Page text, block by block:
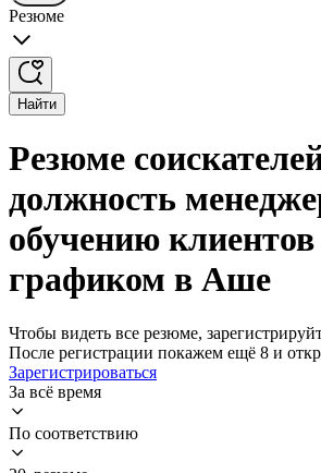
Резюме
Найти
Резюме
должность
обучению
графиком в Аше
Чтобы видеть все резюме,
После регистрации покажем ещё 8 и
Зарегистрироваться
За всё время
По соответствию